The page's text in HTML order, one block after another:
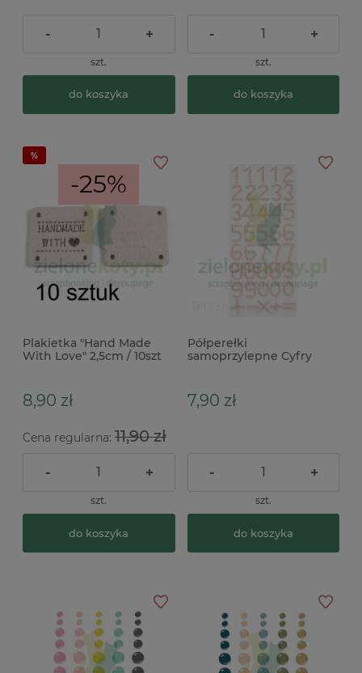
- +
szt.
do koszyka
- +
szt.
do koszyka
-25%
Plakietka "Hand Made
With Love" 2,5cm / 10szt
8,90 zł
Cena regularna: 11,90 zł
- +
szt.
do koszyka
Półperełki
samoprzylepne Cyfry
7,90 zł
- +
szt.
do koszyka